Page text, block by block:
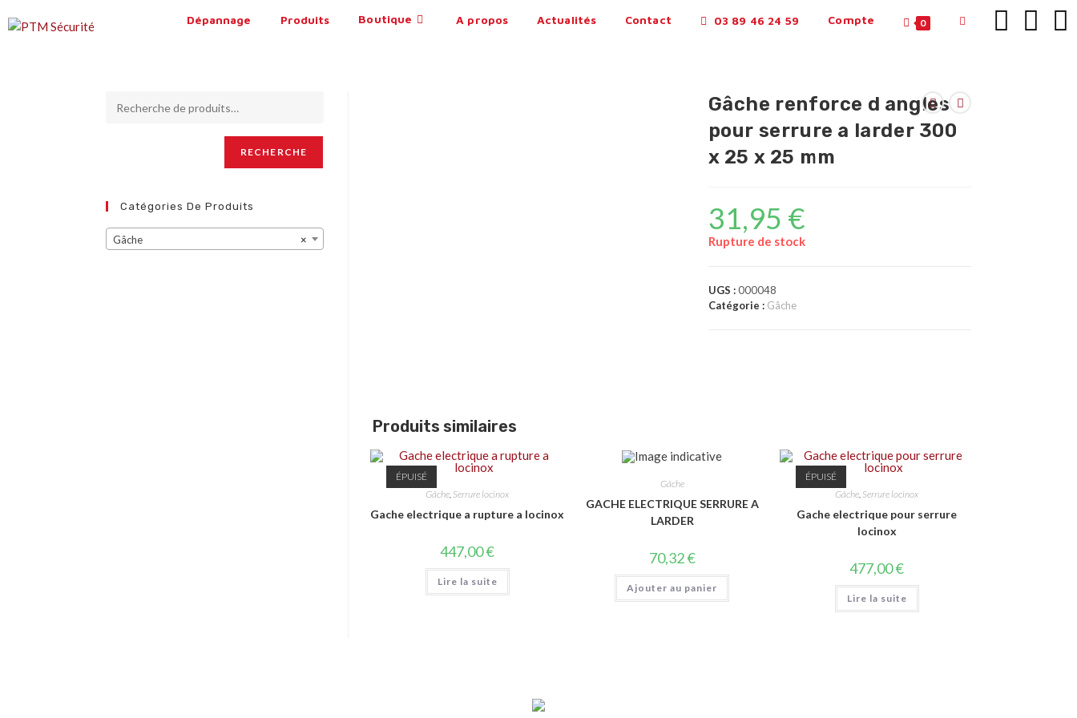
Dépannage Produits Boutique A propos Actualités Contact 03 89 46 24 59 Compte 0
Gâche renforce d angles
pour serrure a larder 300
x 25 x 25 mm
31,95 €
Rupture de stock
UGS :000048
Catégorie : Gâche
Produits similaires
ÉPUISÉ
Gâche, Serrure locinox
Gache electrique a rupture a locinox
447,00€
Lire la suite
Gâche
GACHE ELECTRIQUE SERRURE A
LARDER
70,32€
Ajouter au panier
ÉPUISÉ
Gâche, Serrure locinox
Gache electrique pour serrure
locinox
477,00€
Lire la suite
RECHERCHE
Catégories De Produits
×
Gâche